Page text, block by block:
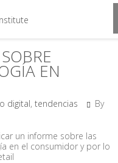
EN
digital,tendencias
By
un informe sobre las
en el consumidor y por lo